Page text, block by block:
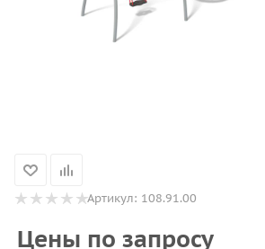
Артикул: 108.91.00
Цены по запросу